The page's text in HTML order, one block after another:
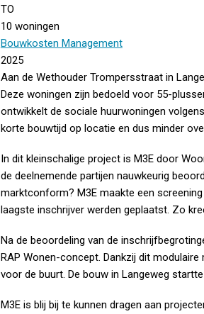
TO
10 woningen
Bouwkosten Management
2025
Aan de Wethouder Trompersstraat in
Deze woningen zijn bedoeld voor 55-
ontwikkelt de sociale huurwoningen
korte bouwtijd op locatie en dus minder
In dit kleinschalige project is M3E door
de deelnemende partijen nauwkeurig
marktconform? M3E maakte een
laagste inschrijver werden geplaatst. Zo
Na de beoordeling van de
RAP Wonen-concept. Dankzij dit
voor de buurt. De bouw in Langeweg
M3E is blij bij te kunnen dragen aan